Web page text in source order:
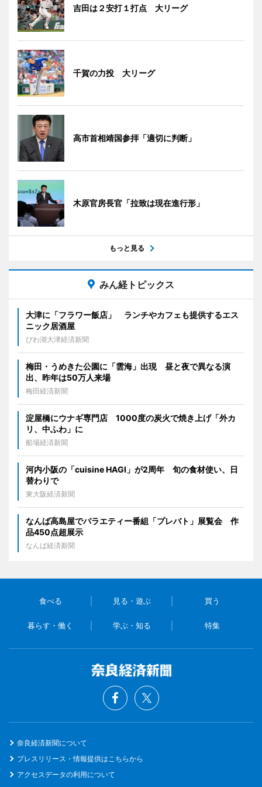
吉田は２安打１打点 大リーグ
千賀の力投 大リーグ
高市首相靖国参拝「適切に判断」
木原官房長官「拉致は現在進行形」
もっと見る
みん経トピックス
大津に「フラワー飯店」 ランチやカフェも提供するエス
ニック居酒屋
びわ湖大津経済新聞
梅田・うめきた公園に「雲海」出現 昼と夜で異なる演
出、昨年は50万人来場
梅田経済新聞
淀屋橋にウナギ専門店 1000度の炭火で焼き上げ「外カ
リ、中ふわ」に
船場経済新聞
河内小阪の「cuisine HAGI」が2周年 旬の食材使い、日
替わりで
東大阪経済新聞
なんば高島屋でバラエティー番組「プレバト」展覧会 作
品450点超展示
なんば経済新聞
食べる 見る・遊ぶ 買う
暮らす・働く 学ぶ・知る 特集
奈良経済新聞について
プレスリリース・情報提供はこちらから
アクセスデータの利用について